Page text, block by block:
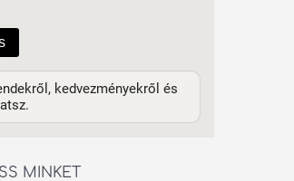
kedvezményekről és
MINKET